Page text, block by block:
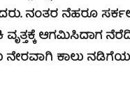
ನಂತರ ನೆಹರೂ
ಆಗಮಿಸಿದಾಗ
ಕಾಲು